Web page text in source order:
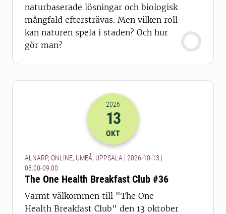
naturbaserade lösningar och biologisk
mångfald eftersträvas. Men vilken roll
kan naturen spela i staden? Och hur
gör man?
2026-13-10 06:00
2026
13
OKT
ALNARP, ONLINE, UMEÅ, UPPSALA | 2026-10-13 |
08.00-09.00
The One Health Breakfast Club #36
Varmt välkommen till "The One
Health Breakfast Club" den 13 oktober